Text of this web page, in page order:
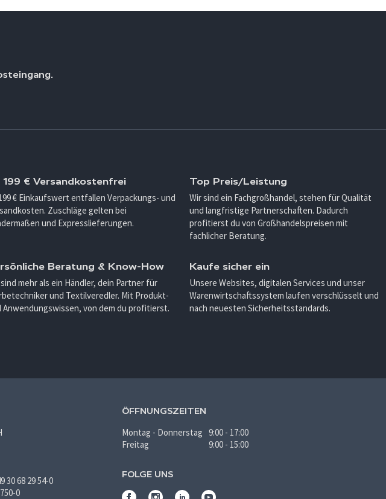
199 € Versandkostenfrei
€ Einkaufswert entfallen Verpackungs- und
Zuschläge gelten bei
und Expresslieferungen.
Top Preis/Leistung
Wir sind ein Fachgroßhandel, stehen für Qualität
und langfristige Partnerschaften. Dadurch
profitierst du von Großhandelspreisen mit
fachlicher Beratung.
Beratung & Know-How
mehr als ein Händler, dein Partner für
und Textilveredler. Mit Produkt-
Anwendungswissen, von dem du profitierst.
Kaufe sicher ein
Unsere Websites, digitalen Services und unser
Warenwirtschaftssystem laufen verschlüsselt und
nach neuesten Sicherheitsstandards.
30 68 29 54-0
0
ÖFFNUNGSZEITEN
Montag - Donnerstag 9:00 - 17:00
Freitag
9:00 - 15:00
FOLGE UNS